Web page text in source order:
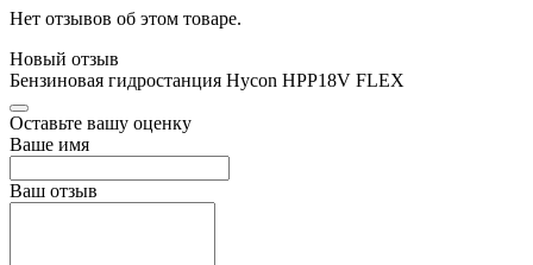
Нет отзывов об этом товаре.
Новый отзыв
Бензиновая гидростанция Hycon HPP18V FLEX
Оставьте вашу оценку
Ваше имя
Ваш отзыв